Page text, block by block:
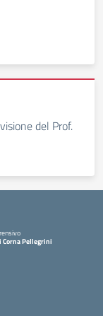
del Prof.
Corna Pellegrini
iniziale della scuola